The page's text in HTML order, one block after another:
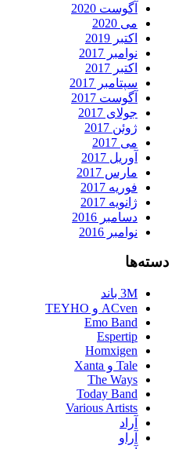
آگوست 2020
می 2020
اکتبر 2019
نوامبر 2017
اکتبر 2017
سپتامبر 2017
آگوست 2017
جولای 2017
ژوئن 2017
می 2017
آوریل 2017
مارس 2017
فوریه 2017
ژانویه 2017
دسامبر 2016
نوامبر 2016
دسته‌ها
3M باند
ACven و TEYHO
Emo Band
Espertip
Homxigen
Tale و Xanta
The Ways
Today Band
Various Artists
آراد
آراو